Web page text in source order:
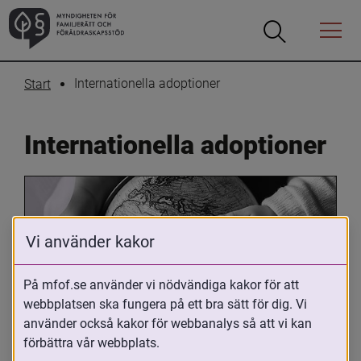
Öppna
Öppna
Menyn
Start Internationella adoptioner
Internationella adoptioner
Oavsett om du är adopterad,
adoptivförälder eller arbetar med
Vi använder kakor
På mfof.se använder vi nödvändiga kakor för att
webbplatsen ska fungera på ett bra sätt för dig. Vi
använder också kakor för webbanalys så att vi kan
förbättra vår webbplats.